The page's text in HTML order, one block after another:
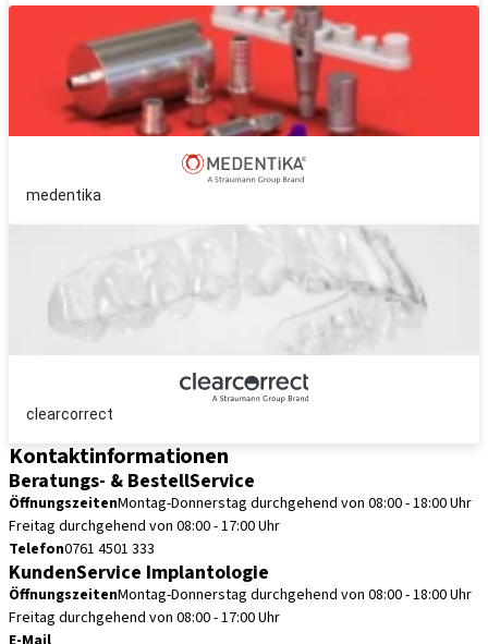
medentika
clearcorrect
Kontaktinformationen
Beratungs- & BestellService
ÖffnungszeitenMontag-Donnerstag durchgehend von 08:00 - 18:00 Uhr
Freitag durchgehend von 08:00 - 17:00 Uhr
Telefon0761 4501 333
KundenService Implantologie
ÖffnungszeitenMontag-Donnerstag durchgehend von 08:00 - 18:00 Uhr
Freitag durchgehend von 08:00 - 17:00 Uhr